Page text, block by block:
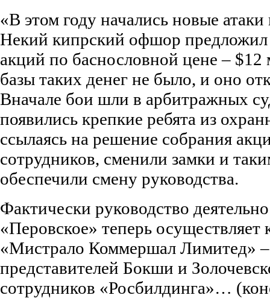
«В этом году начались новые
Некий кипрский офшор
акций по баснословной цене –
базы таких денег не было, и оно
Вначале бои шли в арбитражных
появились крепкие ребята из
ссылаясь на решение собрания
сотрудников, сменили замки и
обеспечили смену руководства.
Фактически руководство
«Перовское» теперь осуществляет
«Мистрало Коммершал Лимитед» –
представителей Бокши и
сотрудников «Росбилдинга»…